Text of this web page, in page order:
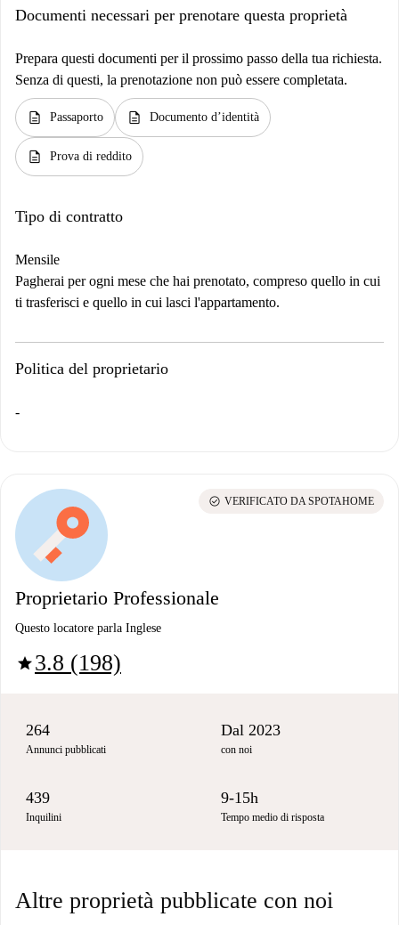
Documenti necessari per prenotare questa proprietà
Prepara questi documenti per il prossimo passo della tua richiesta.
Senza di questi, la prenotazione non può essere completata.
description Passaporto description Documento d’identità
description Prova di reddito
Tipo di contratto
Mensile
Pagherai per ogni mese che hai prenotato, compreso quello in cui
ti trasferisci e quello in cui lasci l'appartamento.
Politica del proprietario
-
Proprietario Professionale
Questo locatore parla Inglese
star3.8 (198)
check_circle VERIFICATO DA SPOTAHOME
264
Annunci pubblicati
Dal 2023
con noi
439
Inquilini
9-15h
Tempo medio di risposta
Altre proprietà pubblicate con noi